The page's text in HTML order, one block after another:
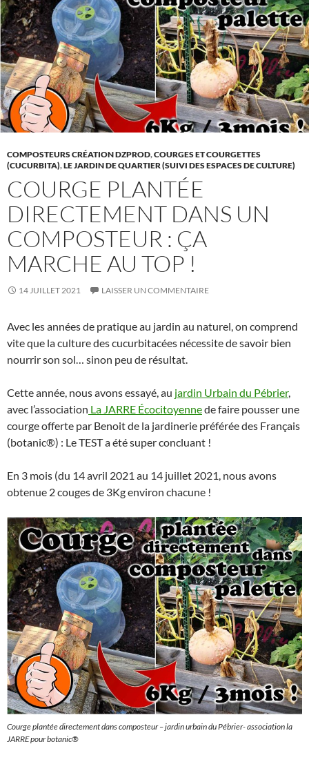
COMPOSTEURS CRÉATION DZPROD,COURGES ET COURGETTES
(CUCURBITA),LE JARDIN DE QUARTIER (SUIVI DES ESPACES DE CULTURE)
COURGE PLANTÉE
DIRECTEMENT DANS UN
COMPOSTEUR : ÇA
MARCHE AU TOP !
14 JUILLET 2021 LAISSER UN COMMENTAIRE
Avec les années de pratique au jardin au naturel, on comprend
vite que la culture des cucurbitacées nécessite de savoir bien
nourrir son sol… sinon peu de résultat.
Cette année, nous avons essayé, au jardin Urbain du Pébrier,
avec l’association La JARRE Écocitoyennede faire pousser une
courge offerte par Benoit de la jardinerie préférée des Français
(botanic®) : Le TEST a été super concluant !
En 3 mois (du 14 avril 2021 au 14 juillet 2021, nous avons
obtenue 2 couges de 3Kg environ chacune !
Courge plantée directement dans composteur – jardin urbain du Pébrier- association la
JARRE pour botanic®